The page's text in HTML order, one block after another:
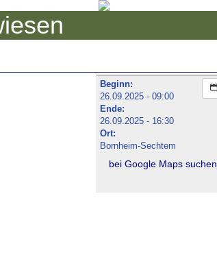
Beginn:
26.09.2025 - 09:00
Ende:
26.09.2025 - 16:30
Ort:
Bornheim-Sechtem
bei Google Maps suchen